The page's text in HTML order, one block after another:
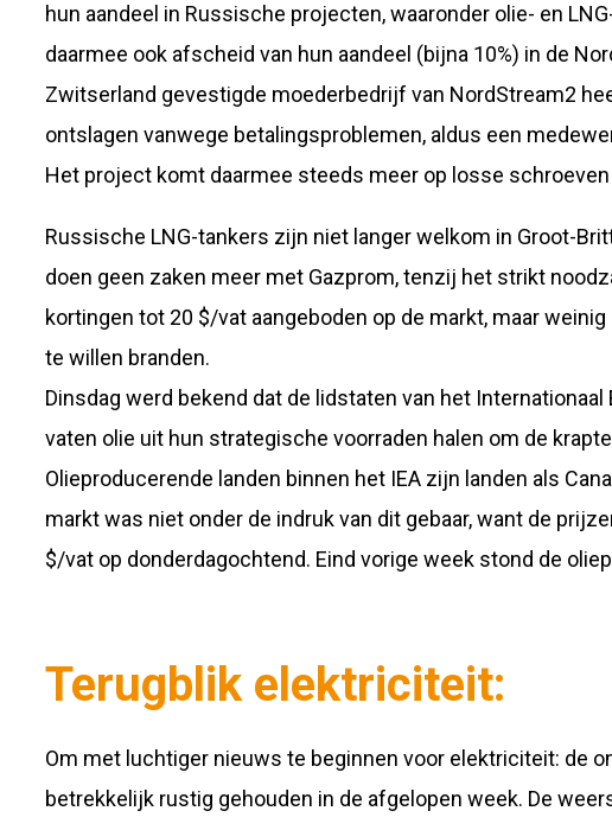
hun aandeel in Russische projecten, waaronder olie- en
daarmee ook afscheid van hun aandeel (bijna 10%) in de
Zwitserland gevestigde moederbedrijf van NordStream2
ontslagen vanwege betalingsproblemen, aldus een
Het project komt daarmee steeds meer op losse schroeven
Russische LNG-tankers zijn niet langer welkom in Groot-
doen geen zaken meer met Gazprom, tenzij het strikt
kortingen tot 20 $/vat aangeboden op de markt, maar
te willen branden.
Dinsdag werd bekend dat de lidstaten van het
vaten olie uit hun strategische voorraden halen om de
Olieproducerende landen binnen het IEA zijn landen als
markt was niet onder de indruk van dit gebaar, want de
$/vat op donderdagochtend. Eind vorige week stond de
Terugblik elektriciteit:
Om met luchtiger nieuws te beginnen voor elektriciteit: de
betrekkelijk rustig gehouden in de afgelopen week. De